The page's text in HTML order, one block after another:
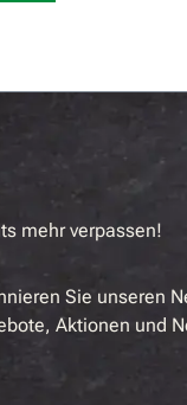
mehr verpassen!
Sie unseren
Aktionen und